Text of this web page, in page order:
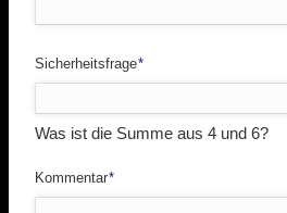
Pflichtfeld
Sicherheitsfrage*
Was ist die Summe aus 4 und 6?
Pflichtfeld
Kommentar*